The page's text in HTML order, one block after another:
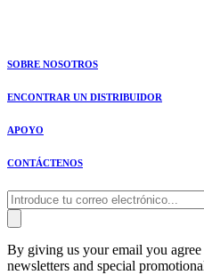
SOBRE NOSOTROS
ENCONTRAR UN DISTRIBUIDOR
APOYO
CONTÁCTENOS
By giving us your email you agree
newsletters and special